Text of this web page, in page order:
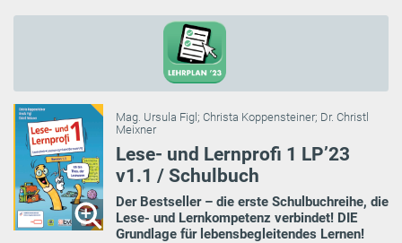
Mag. Ursula Figl ; Christa Koppensteiner; Dr. Christl
Meixner
Lese- und Lernprofi 1 LP’23
v1.1 / Schulbuch
Der Bestseller – die erste Schulbuchreihe, die
Lese- und Lernkompetenz verbindet! DIE
Grundlage für lebensbegleitendes Lernen!